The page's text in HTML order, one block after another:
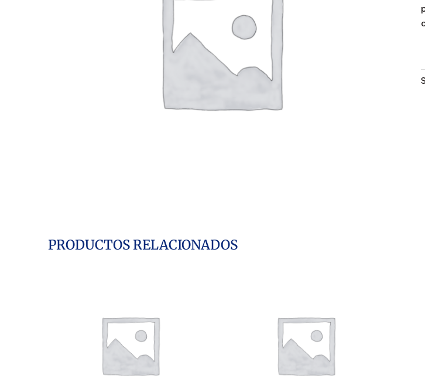
PRODUCTOS RELACIONADOS